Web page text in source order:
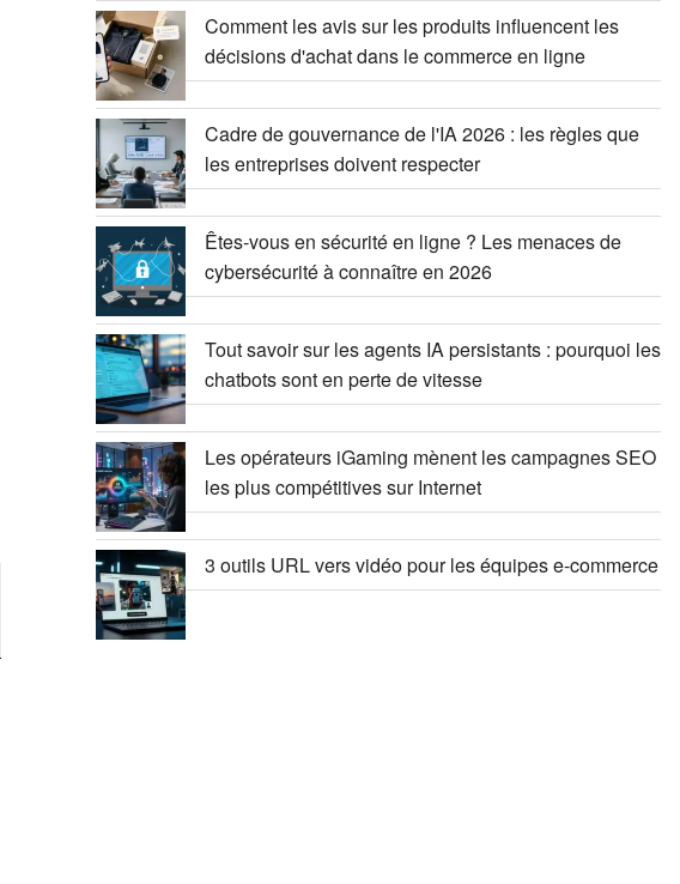
Comment les avis sur les produits influencent les
décisions d'achat dans le commerce en ligne
Cadre de gouvernance de l'IA 2026 : les règles que
les entreprises doivent respecter
Êtes-vous en sécurité en ligne ? Les menaces de
cybersécurité à connaître en 2026
Tout savoir sur les agents IA persistants : pourquoi les
chatbots sont en perte de vitesse
Les opérateurs iGaming mènent les campagnes SEO
les plus compétitives sur Internet
3 outils URL vers vidéo pour les équipes e-commerce